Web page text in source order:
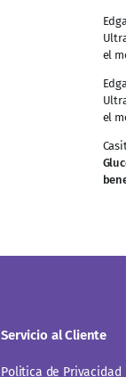
el
el
Servicio al Cliente
Politica de Privacidad